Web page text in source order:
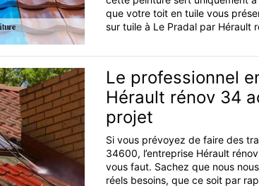
que votre toit en tuile vous
sur tuile à Le Pradal par Hérault
Le professionnel
Hérault rénov 34
projet
Si vous prévoyez de faire des
34600, l’entreprise Hérault
vous faut. Sachez que nous
réels besoins, que ce soit par